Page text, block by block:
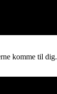
komme til dig.